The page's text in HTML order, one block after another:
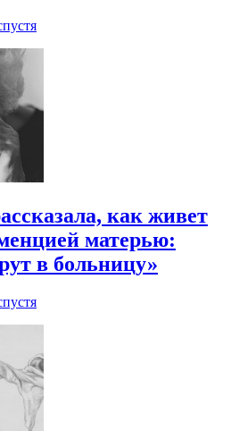
как живет
матерью:
в больницу»